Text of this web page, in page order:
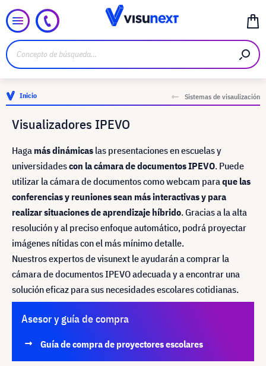
Inicio Sistemas de visaulización
Visualizadores IPEVO
Haga más dinámicas las presentaciones en escuelas y
universidadescon la cámara de documentos IPEVO. Puede
utilizar la cámara de documentos como webcam paraque las
conferencias y reuniones sean más interactivas y para
realizar situaciones de aprendizaje híbrido. Gracias a la alta
resolución y al preciso enfoque automático, podrá proyectar
imágenes nítidas con el más mínimo detalle.
Nuestros expertos de visunext le ayudarán a comprar la
cámara de documentos IPEVO adecuada y a encontrar una
solución eficaz para sus necesidades escolares cotidianas.
Asesor y guía de compra
Guía de compra de proyectores escolares